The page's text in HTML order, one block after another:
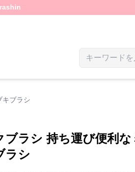
キブラシ
ブラシ 持ち運び便利
ラシ